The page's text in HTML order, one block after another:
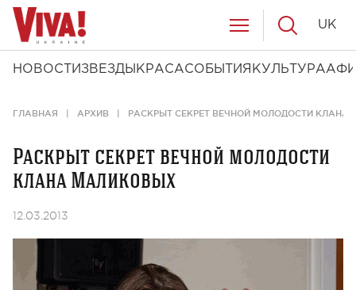
НОВОСТИ ЗВЕЗДЫ КРАСАСОБЫТИЯ КУЛЬТУРА
UK
ГЛАВНАЯ АРХИВ РАСКРЫТ СЕКРЕТ ВЕЧНОЙ МОЛОДОСТИ КЛАНА
Раскрыт секрет вечной молодости
клана Маликовых
12.03.2013